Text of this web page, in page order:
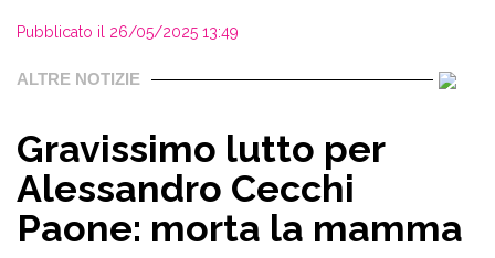
Pubblicato il 26/05/2025 13:49
ALTRE NOTIZIE
Gravissimo lutto per
Alessandro Cecchi
Paone: morta la mamma